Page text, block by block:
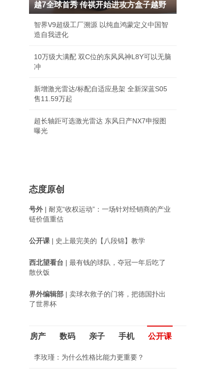
越7全球首秀 传祺开始进攻方盒子越野
智界V9超级工厂溯源 以纯血鸿蒙定义中国智
造自我进化
10万级大满配 双C位的东风风神L8Y可以无脑
冲
新增激光雷达/标配自适应悬架 全新深蓝S05
售11.59万起
超长轴距可选激光雷达 东风日产NX7申报图
曝光
态度原创
号外| 耐克“收权运动”：一场针对经销商的产业
链价值重估
公开课 | 史上最完美的【八段锦】教学
西北望看台 | 最有钱的球队，夺冠一年后吃了
散伙饭
界外编辑部 | 卖球衣救子的门将，把德国扑出
了世界杯
房产 数码 亲子 手机 公开课